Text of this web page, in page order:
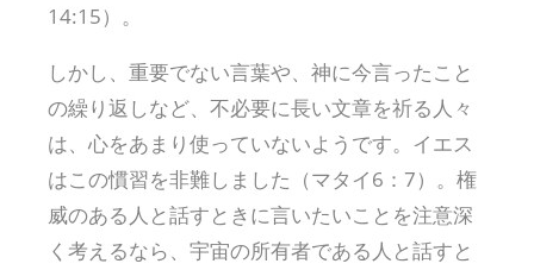
14:15）。
しかし、重要でない言葉や、神に今言ったこと
の繰り返しなど、不必要に長い文章を祈る人々
は、心をあまり使っていないようです。イエス
はこの慣習を非難しました（マタイ6：7）。権
威のある人と話すときに言いたいことを注意深
く考えるなら、宇宙の所有者である人と話すと